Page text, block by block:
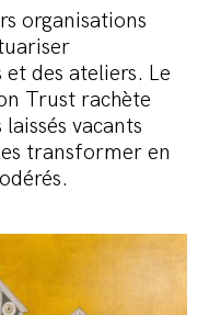
organisations
des ateliers. Le
Trust rachète
vacants
transformer en